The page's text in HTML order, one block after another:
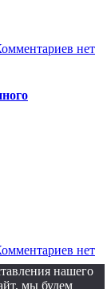
нет
нет
нашего
мы будем